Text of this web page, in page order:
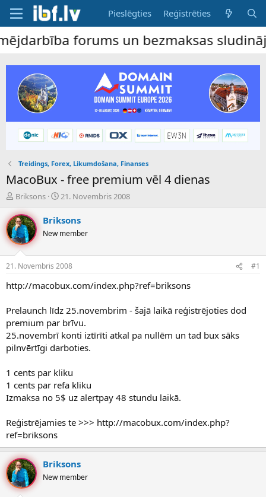
Pieslēgties Reģistrēties
forums un bezmaksas
Treidings, Forex, Likumdošana, Finanses
MacoBux - free premium vēl 4 dienas
P
v
e
d
i
n
a
u
s
ā
c
ē
Briksons
S
k
m
a
u
s
21. Novembris 2008
Briksons
New member
21. Novembris 2008 #1
http://macobux.com/index.php?ref=briksons
Prelaunch līdz 25.novembrim - šajā laikā reģistrējoties dod
premium par brīvu.
25.novembrī konti iztīrīti atkal pa nullēm un tad bux sāks
pilnvērtīgi darboties.
1 cents par kliku
1 cents par refa kliku
Izmaksa no 5$ uz alertpay 48 stundu laikā.
Reģistrējamies te >>> http://macobux.com/index.php?
ref=briksons
Briksons
New member